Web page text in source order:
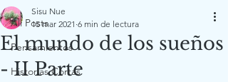
All Posts
Pensamientos
Historias Cortas
El mundo de los sueños
- II Parte
Sisu Nue
15 mar 2021 6 min de lectura